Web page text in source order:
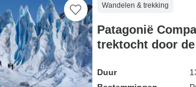
Wandelen & trekking
Patagonië
trektocht door
Duur